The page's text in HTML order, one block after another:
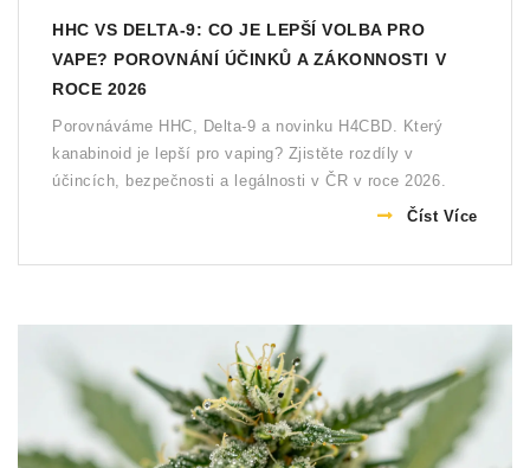
HHC VS DELTA-9: CO JE LEPŠÍ VOLBA PRO
VAPE? POROVNÁNÍ ÚČINKŮ A ZÁKONNOSTI V
ROCE 2026
Porovnáváme HHC, Delta-9 a novinku H4CBD. Který
kanabinoid je lepší pro vaping? Zjistěte rozdíly v
účincích, bezpečnosti a legálnosti v ČR v roce 2026.
Číst Více